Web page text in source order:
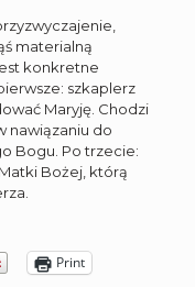
materialną
konkretne
szkaplerz
Maryję. Chodzi
nawiązaniu do
Bogu. Po trzecie:
Bożej, którą
Print